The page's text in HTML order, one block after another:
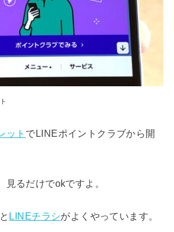
ット でLINEポイントクラブから開
見るだけでokですよ。
LINEチラシがよくやっています。